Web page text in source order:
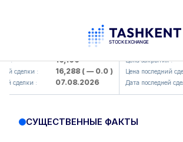
: 16,100
сделки : 16,288( — 0.0 )
сделки : 07.08.2026
KFSK
Цена закрытия :
Цена последний
Дата последней
СУЩЕСТВЕННЫЕ ФАКТЫ